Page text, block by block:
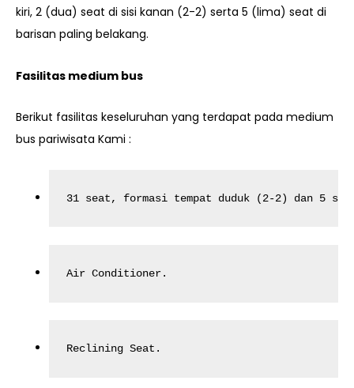
kiri, 2 (dua) seat di sisi kanan (2-2) serta 5 (lima) seat di
barisan paling belakang.
Fasilitas medium bus
Berikut fasilitas keseluruhan yang terdapat pada medium
bus pariwisata Kami :
31 seat, formasi tempat duduk (2-2) dan 5
Air Conditioner.
Reclining Seat.